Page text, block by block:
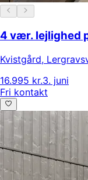
4 vær. lejlighed
Kvistgård,
16.995 kr.3. juni
Fri kontakt